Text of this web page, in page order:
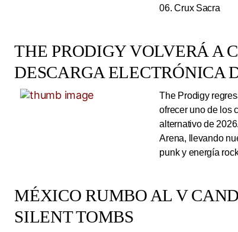
06. Crux Sacra
THE PRODIGY VOLVERÁ A
DESCARGA ELECTRÓNICA
The Prodigy
ofrecer uno de los
alternativo de
Arena, llevando
punk y energía
MÉXICO RUMBO AL V
SILENT TOMBS